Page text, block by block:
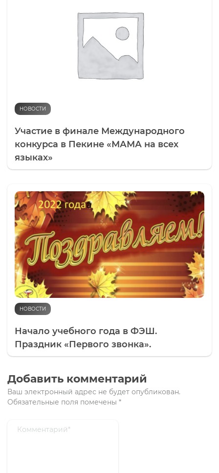
НОВОСТИ
Участие в финале Международного
конкурса в Пекине «МАМА на всех
языках»
НОВОСТИ
Начало учебного года в ФЭШ.
Праздник «Первого звонка».
Добавить комментарий
Ваш электронный адрес не будет опубликован.
Обязательные поля помечены *